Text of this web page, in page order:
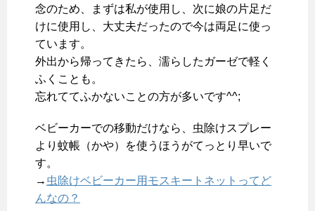
念のため、まずは私が使用し、次に娘の片足だ
けに使用し、大丈夫だったので今は両足に使っ
ています。
外出から帰ってきたら、濡らしたガーゼで軽く
ふくことも。
忘れててふかないことの方が多いです^^;
ベビーカーでの移動だけなら、虫除けスプレー
より蚊帳（かや）を使うほうがてっとり早いで
す。
→ 虫除けベビーカー用モスキートネットってど
んなの？